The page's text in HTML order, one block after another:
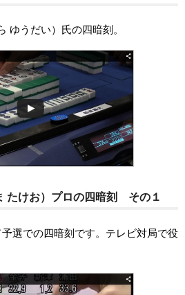
ゆうだい）氏の四暗刻。
たけお）プロの四暗刻 その１
選での四暗刻です。テレビ対局で役